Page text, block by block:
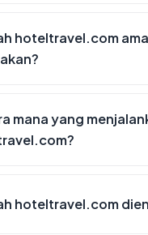
hoteltravel.com
mana yang
hoteltravel.com